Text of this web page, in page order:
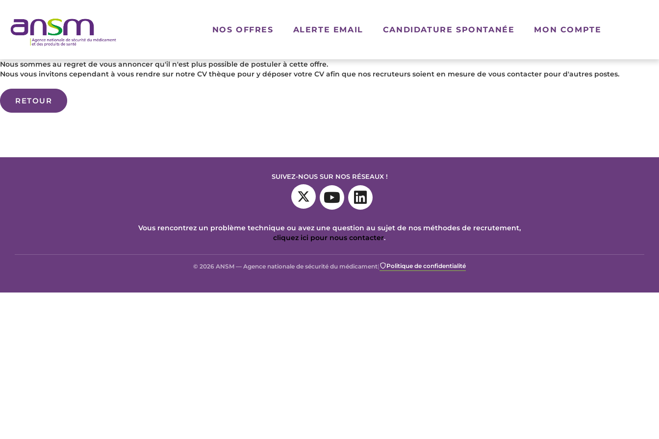
NOS OFFRES ALERTE EMAIL CANDIDATURE SPONTANÉE MON COMPTE
Nous sommes au regret de vous annoncer qu'il n'est plus possible de postuler à cette offre.
Nous vous invitons cependant à vous rendre sur notre CV thèque pour y déposer votre CV afin que nos recruteurs soient en mesure de vous contacter pour d'autres postes.
RETOUR
SUIVEZ-NOUS SUR NOS RÉSEAUX !
Vous rencontrez un problème technique ou avez une question au sujet de nos méthodes de recrutement,
cliquez ici pour nous contacter.
© 2026 ANSM — Agence nationale de sécurité du médicament| Politique de confidentialité